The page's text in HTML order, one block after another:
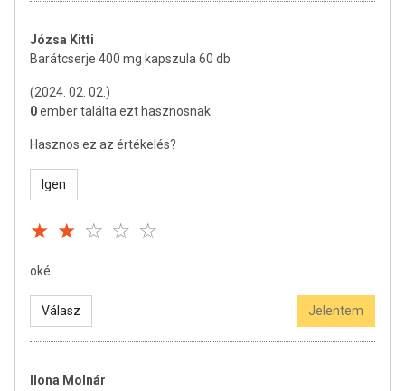
egészséges életmódot! A termék nem gyógyít betegségeket! A termék
használatát konzultálja kezelőorvosával. Az ajánlott napi fogyasztási
bármelyikére érzékeny vagy allergiás! Kisgyermekektől elzárva
Józsa Kitti
Barátcserje 400 mg kapszula 60 db
(2024. 02. 02.)
0ember találta ezt hasznosnak
Hasznos ez az értékelés?
Igen
oké
Válasz Jelentem
Ilona Molnár